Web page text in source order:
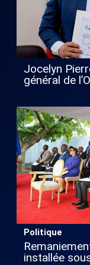
Jocelyn
général de
Politique
installée